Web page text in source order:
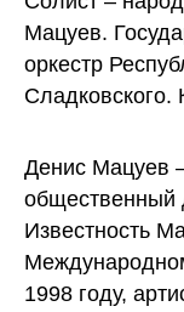
Мацуев.
оркестр
Денис Мацуев
общественный
Известность
1998 году,